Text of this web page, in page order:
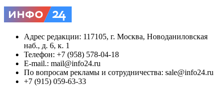
Адрес редакции: 117105, г. Москва, Новоданиловская
наб., д. 6, к. 1
Телефон: +7 (958) 578-04-18
E-mail.: mail@info24.ru
По вопросам рекламы и сотрудничества: sale@info24.ru
+7 (915) 059-63-33